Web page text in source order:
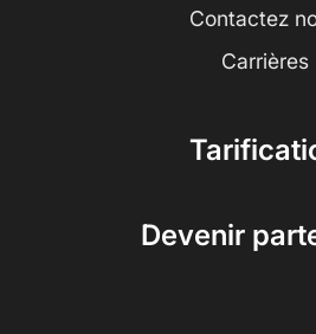
Contactez
Carrières
Devenir